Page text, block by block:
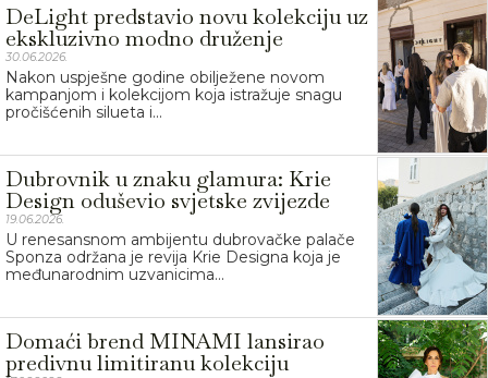
DeLight predstavio novu kolekciju uz
ekskluzivno modno druženje
30.06.2026.
Nakon uspješne godine obilježene novom
kampanjom i kolekcijom koja istražuje snagu
pročišćenih silueta i...
Dubrovnik u znaku glamura: Krie
Design oduševio svjetske zvijezde
19.06.2026.
U renesansnom ambijentu dubrovačke palače
Sponza održana je revija Krie Designa koja je
međunarodnim uzvanicima...
Domaći brend MINAMI lansirao
predivnu limitiranu kolekciju